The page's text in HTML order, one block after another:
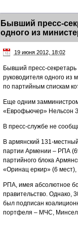
Бывший пресс-
одного из
19 июня 2012, 18:02
Бывший пресс-
руководителя одного из
по партийным спискам
Еще одним замминистром
«Еврофьючер» Нельсон
В пресс-службе не
В армянский 131-
партии Армении – РПА
партийного блока
«Оринац еркир» (6
РПА, имея абсолютное
правительство. Однако,
был подписан
портфеля – МЧС,